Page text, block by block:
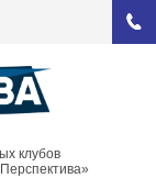
клубов